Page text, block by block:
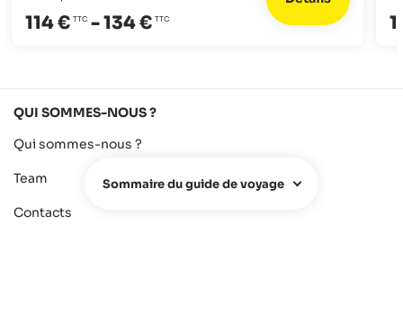
114 € -134 €
Sommaire du guide de voyage
QUI SOMMES-NOUS ?
Qui sommes-nous ?
Team
Contacts